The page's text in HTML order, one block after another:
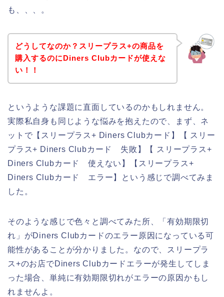
も、、、。
どうしてなのか？スリープラス+の商品を
購入するのにDiners Clubカードが使えな
い！！
というような課題に直面しているのかもしれません。
実際私自身も同じような悩みを抱えたので、まず、ネ
ットで【スリープラス+ Diners Clubカード】【 スリー
プラス+ Diners Clubカード 失敗】【 スリープラス+
Diners Clubカード 使えない】【スリープラス+
Diners Clubカード エラー】という感じで調べてみま
した。
そのような感じで色々と調べてみた所、「有効期限切
れ」がDiners Clubカードのエラー原因になっている可
能性があることが分かりました。なので、スリープラ
ス+のお店でDiners Clubカードエラーが発生してしま
った場合、単純に有効期限切れがエラーの原因かもし
れませんよ。